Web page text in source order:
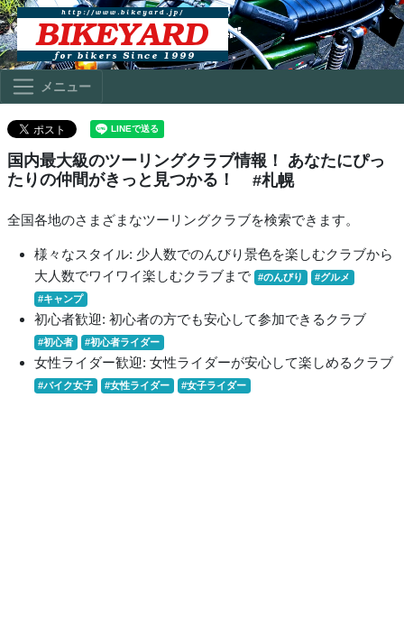
メニュー
国内最大級のツーリングクラブ情報！ あなたにぴっ
たりの仲間がきっと見つかる！
#札幌
全国各地のさまざまなツーリングクラブを検索できます。
様々なスタイル: 少人数でのんびり景色を楽しむクラブから
大人数でワイワイ楽しむクラブまで
#のんびり
#グルメ
#キャンプ
初心者歓迎: 初心者の方でも安心して参加できるクラブ
#初心者 #初心者ライダー
女性ライダー歓迎: 女性ライダーが安心して楽しめるクラブ
#バイク女子 #女性ライダー #女子ライダー